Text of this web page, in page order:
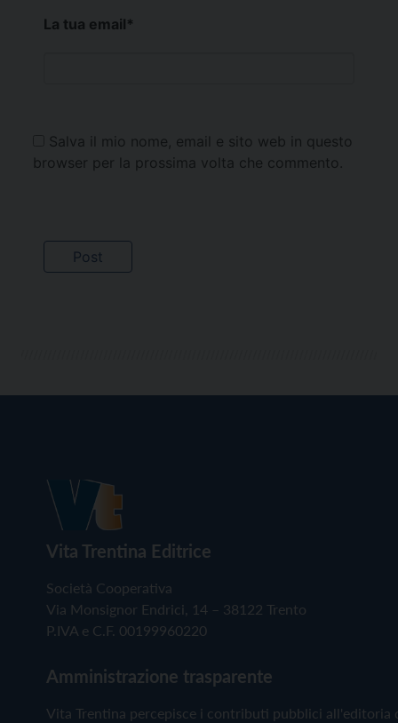
La tua email*
Salva il mio nome, email e sito web in questo
browser per la prossima volta che commento.
Vita Trentina Editrice
Società Cooperativa
Via Monsignor Endrici, 14 – 38122 Trento
P.IVA e C.F. 00199960220
Amministrazione trasparente
Vita Trentina percepisce i contributi pubblici all'editoria